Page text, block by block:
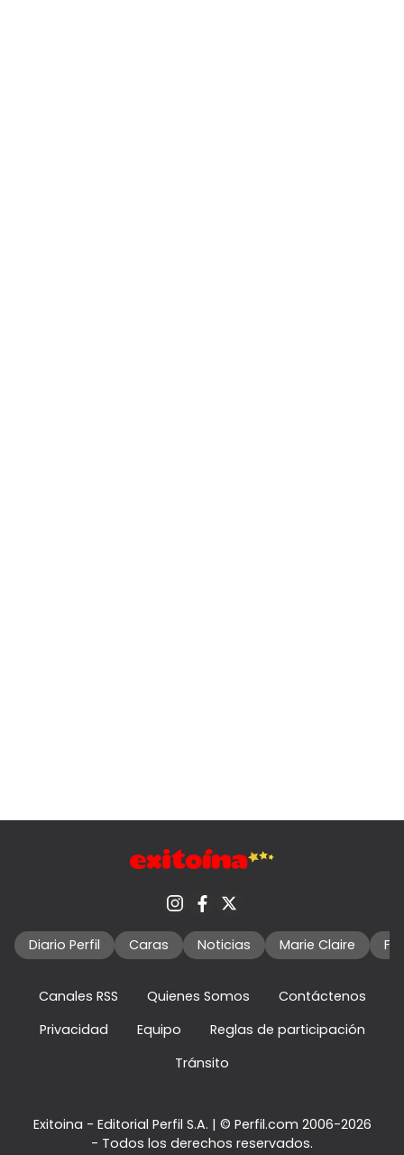
Diario Perfil Caras Noticias Marie Claire
Canales RSS Quienes Somos
Contáctenos
Privacidad
Equipo
Reglas de participación
Tránsito
Exitoina - Editorial Perfil S.A. | © Perfil.com 2006-2026
- Todos los derechos reservados.